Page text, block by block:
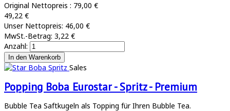
Original Nettopreis : 79,00 €
49,22 €
Unser Nettopreis: 46,00 €
MwSt.-Betrag: 3,22 €
Anzahl:
Sales
Popping Boba Eurostar - Spritz - Premium
Bubble Tea Saftkugeln als Topping für Ihren Bubble Tea.